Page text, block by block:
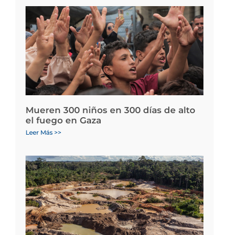
Mueren 300 niños en 300 días de alto
el fuego en Gaza
Leer Más >>